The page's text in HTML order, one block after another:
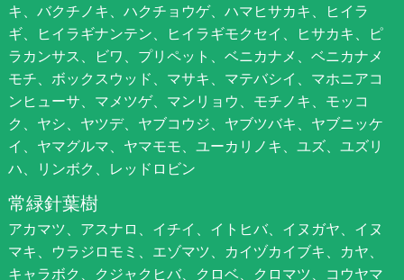
キ、バクチノキ、ハクチョウゲ、ハマヒサカキ、ヒイラ
ギ、ヒイラギナンテン、ヒイラギモクセイ、ヒサカキ、ピ
ラカンサス、ビワ、プリペット、ベニカナメ、ベニカナメ
モチ、ボックスウッド、マサキ、マテバシイ、マホニアコ
ンヒューサ、マメツゲ、マンリョウ、モチノキ、モッコ
ク、ヤシ、ヤツデ、ヤブコウジ、ヤブツバキ、ヤブニッケ
イ、ヤマグルマ、ヤマモモ、ユーカリノキ、ユズ、ユズリ
ハ、リンボク、レッドロビン
常緑針葉樹
アカマツ、アスナロ、イチイ、イトヒバ、イヌガヤ、イヌ
マキ、ウラジロモミ、エゾマツ、カイヅカイブキ、カヤ、
キャラボク、クジャクヒバ、クロベ、クロマツ、コウヤマ